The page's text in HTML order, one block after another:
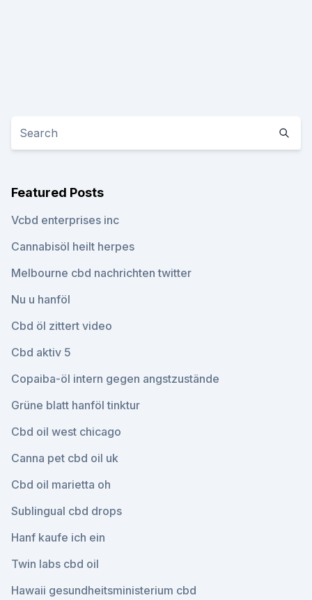
Featured Posts
Vcbd enterprises inc
Cannabisöl heilt herpes
Melbourne cbd nachrichten twitter
Nu u hanföl
Cbd öl zittert video
Cbd aktiv 5
Copaiba-öl intern gegen angstzustände
Grüne blatt hanföl tinktur
Cbd oil west chicago
Canna pet cbd oil uk
Cbd oil marietta oh
Sublingual cbd drops
Hanf kaufe ich ein
Twin labs cbd oil
Hawaii gesundheitsministerium cbd